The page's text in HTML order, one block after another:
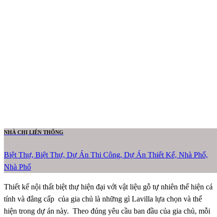
NHÀ CHỊ LIÊN THỐNG
Biệt Thự, Biệt Thự, Dự Án Thi Công, Dự Án Thiết Kế, Nhà Phố,
Nhà Phố
Thiết kế nội thất biệt thự hiện đại với vật liệu gỗ tự nhiên thể hiện cá
tính và đẳng cấp của gia chủ là những gì Lavilla lựa chọn và thể
hiện trong dự án này. Theo đúng yêu cầu ban đầu của gia chủ, mỗi